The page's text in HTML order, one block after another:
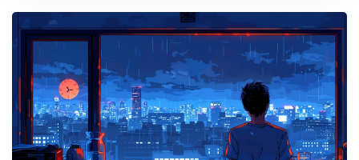
lepšího fyzického i psychického zdraví.